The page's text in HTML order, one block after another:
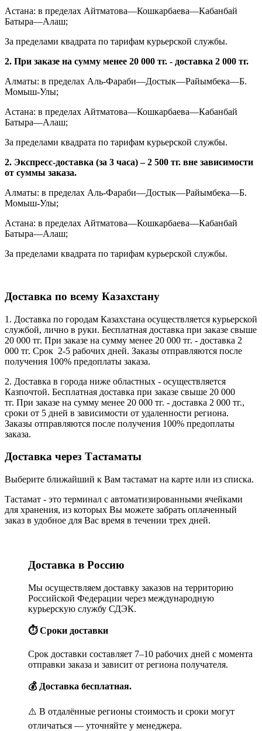
Астана: в пределах Айтматова—Кошкарбаева—Кабанбай
Батыра—Алаш;
За пределами квадрата по тарифам курьерской службы.
2. При заказе на сумму менее 20 000 тг. - доставка 2 000 тг.
Алматы: в пределах Аль-Фараби—Достык—Райымбека—Б.
Момыш-Улы;
Астана: в пределах Айтматова—Кошкарбаева—Кабанбай
Батыра—Алаш;
За пределами квадрата по тарифам курьерской службы.
2. Экспресс-доставка (за 3 часа) – 2 500 тг. вне зависимости
от суммы заказа.
Алматы: в пределах Аль-Фараби—Достык—Райымбека—Б.
Момыш-Улы;
Астана: в пределах Айтматова—Кошкарбаева—Кабанбай
Батыра—Алаш;
За пределами квадрата по тарифам курьерской службы.
Доставка по всему Казахстану
1. Доставка по городам Казахстана осуществляется курьерской
службой, лично в руки. Бесплатная доставка при заказе свыше
20 000 тг. При заказе на сумму менее 20 000 тг. - доставка 2
000 тг. Cрок 2-5 рабочих дней. Заказы отправляются после
получения 100% предоплаты заказа.
2. Доставка в города ниже областных - осуществляется
Казпочтой. Бесплатная доставка при заказе свыше 20 000
тг. При заказе на сумму менее 20 000 тг. - доставка 2 000 тг.,
сроки от 5 дней в зависимости от удаленности региона.
Заказы отправляются после получения 100% предоплаты
заказа.
Доставка через Тастаматы
Выберите ближайший к Вам тастамат на карте или из списка.
Тастамат - это терминал с автоматизированными ячейками
для хранения, из которых Вы можете забрать оплаченный
заказ в удобное для Вас время в течении трех дней.
Доставка в Россию
Мы осуществляем доставку заказов на территорию
Российской Федерации через международную
курьерскую службу СДЭК.
⏱ Сроки доставки
Срок доставки составляет 7–10 рабочих дней с момента
отправки заказа и зависит от региона получателя.
💰 Доставка бесплатная.
⚠️ В отдалённые регионы стоимость и сроки могут
отличаться — уточняйте у менеджера.